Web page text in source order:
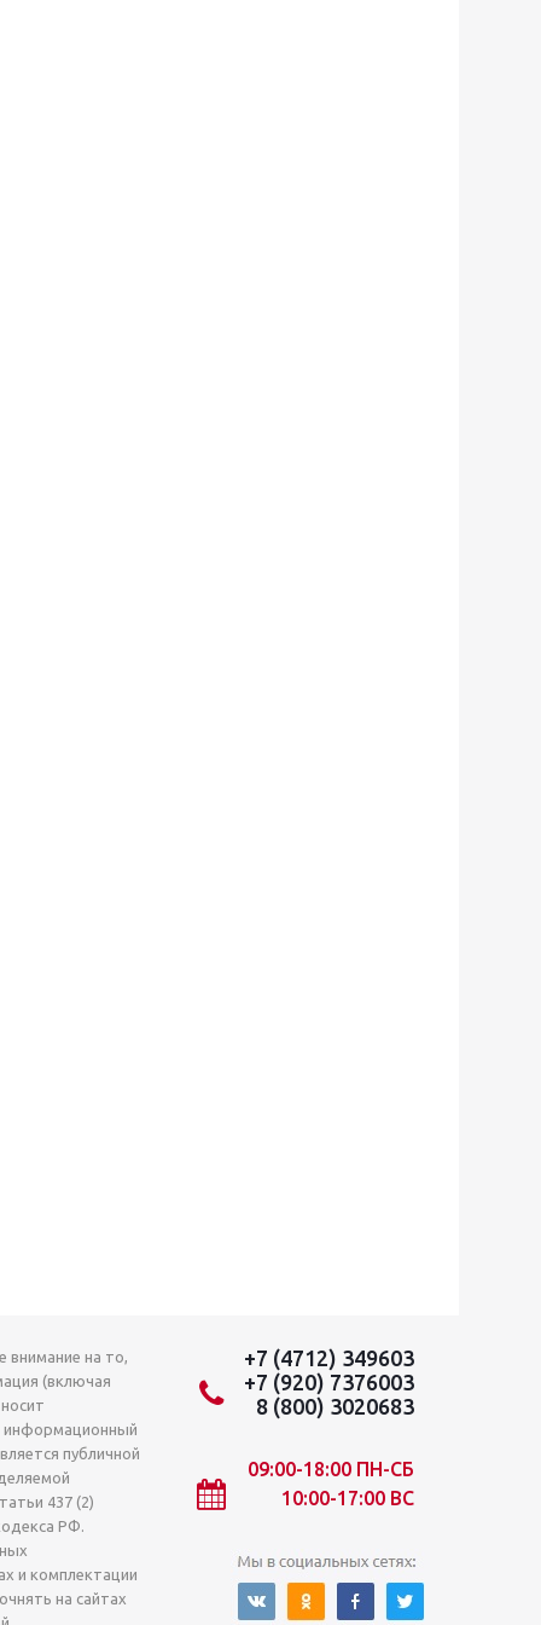
на то,
(включая
информационный
публичной
437 (2)
РФ.
и комплектации
на сайтах
+7 (4712) 349603
+7 (920) 7376003
8 (800) 3020683
09:00-18:00 ПН-СБ
10:00-17:00 ВС